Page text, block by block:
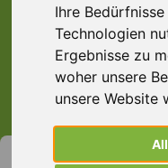
Ihre
Technologien
Ergebnisse zu
woher unsere
unsere Website
> Alle Jobs